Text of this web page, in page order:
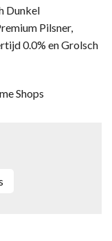
Dunkel
Pilsner,
0.0% en Grolsch
Shops